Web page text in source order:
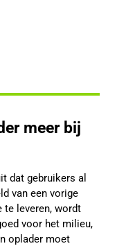
meer bij
dat gebruikers al
van een vorige
te leveren, wordt
voor het milieu,
oplader moet